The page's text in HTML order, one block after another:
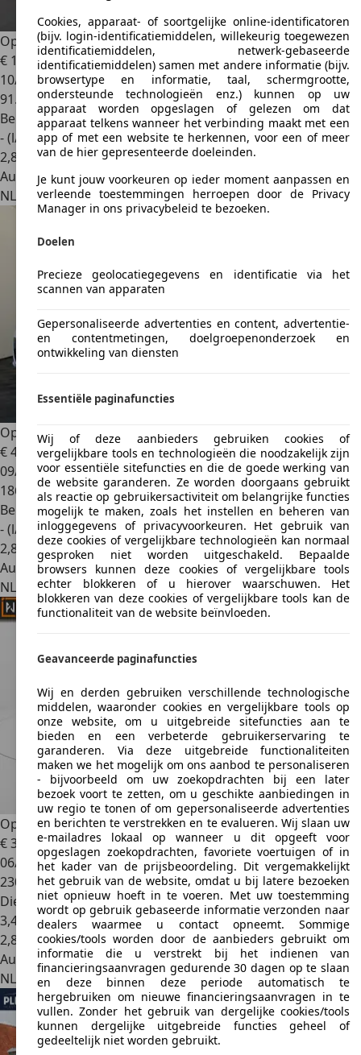
Opel Astra 1.2 Business Elegance. APK 10-2027!
€ 10.949
10/2021
91.725 km
Benzine
- (l/100 km)
2,8
Autobedrijf
NL 3771 AGBarneveld
Opel Astra
1.4 Blitz
€ 4.499
09/2015
186.433 km
Benzine
- (l/100 km)
2,8
Autobedrijf
NL 4905 AAOosterhout
Opel Astra1.6 CDTI ONLINE EDITION. CRUISE, NAVI, PDC
€ 3.450
06/2017
230.019 km
Diesel
3,4 l/100 km (gem.)
2,8
Autobedrijf
NL 7678 RL Geesteren
Cookies, apparaat- of soortgelijke online-identificatoren
(bijv. login-identificatiemiddelen, willekeurig toegewezen
identificatiemiddelen, netwerk-gebaseerde
identificatiemiddelen) samen met andere informatie (bijv.
browsertype en informatie, taal, schermgrootte,
ondersteunde technologieën enz.) kunnen op uw
apparaat worden opgeslagen of gelezen om dat
apparaat telkens wanneer het verbinding maakt met een
app of met een website te herkennen, voor een of meer
van de hier gepresenteerde doeleinden.
Je kunt jouw voorkeuren op ieder moment aanpassen en
verleende toestemmingen herroepen door de Privacy
Manager in ons privacybeleid te bezoeken.
Doelen
Precieze geolocatiegegevens en identificatie via het
scannen van apparaten
Gepersonaliseerde advertenties en content, advertentie-
en contentmetingen, doelgroepenonderzoek en
ontwikkeling van diensten
Essentiële paginafuncties
Wij of deze aanbieders gebruiken cookies of
vergelijkbare tools en technologieën die noodzakelijk zijn
voor essentiële sitefuncties en die de goede werking van
de website garanderen. Ze worden doorgaans gebruikt
als reactie op gebruikersactiviteit om belangrijke functies
mogelijk te maken, zoals het instellen en beheren van
inloggegevens of privacyvoorkeuren. Het gebruik van
deze cookies of vergelijkbare technologieën kan normaal
gesproken niet worden uitgeschakeld. Bepaalde
browsers kunnen deze cookies of vergelijkbare tools
echter blokkeren of u hierover waarschuwen. Het
blokkeren van deze cookies of vergelijkbare tools kan de
functionaliteit van de website beïnvloeden.
Geavanceerde paginafuncties
Wij en derden gebruiken verschillende technologische
middelen, waaronder cookies en vergelijkbare tools op
onze website, om u uitgebreide sitefuncties aan te
bieden en een verbeterde gebruikerservaring te
garanderen. Via deze uitgebreide functionaliteiten
maken we het mogelijk om ons aanbod te personaliseren
- bijvoorbeeld om uw zoekopdrachten bij een later
bezoek voort te zetten, om u geschikte aanbiedingen in
uw regio te tonen of om gepersonaliseerde advertenties
en berichten te verstrekken en te evalueren. Wij slaan uw
e-mailadres lokaal op wanneer u dit opgeeft voor
opgeslagen zoekopdrachten, favoriete voertuigen of in
het kader van de prijsbeoordeling. Dit vergemakkelijkt
het gebruik van de website, omdat u bij latere bezoeken
niet opnieuw hoeft in te voeren. Met uw toestemming
wordt op gebruik gebaseerde informatie verzonden naar
dealers waarmee u contact opneemt. Sommige
cookies/tools worden door de aanbieders gebruikt om
informatie die u verstrekt bij het indienen van
financieringsaanvragen gedurende 30 dagen op te slaan
en deze binnen deze periode automatisch te
hergebruiken om nieuwe financieringsaanvragen in te
vullen. Zonder het gebruik van dergelijke cookies/tools
kunnen dergelijke uitgebreide functies geheel of
gedeeltelijk niet worden gebruikt.